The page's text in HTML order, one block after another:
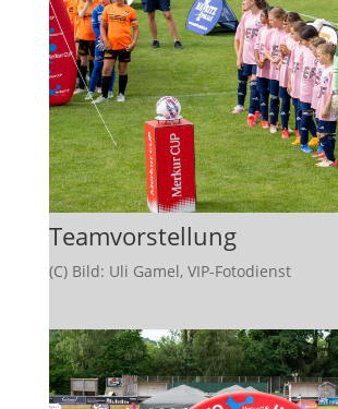
Teamvorstellung
(C) Bild: Uli Gamel, VIP-Fotodienst